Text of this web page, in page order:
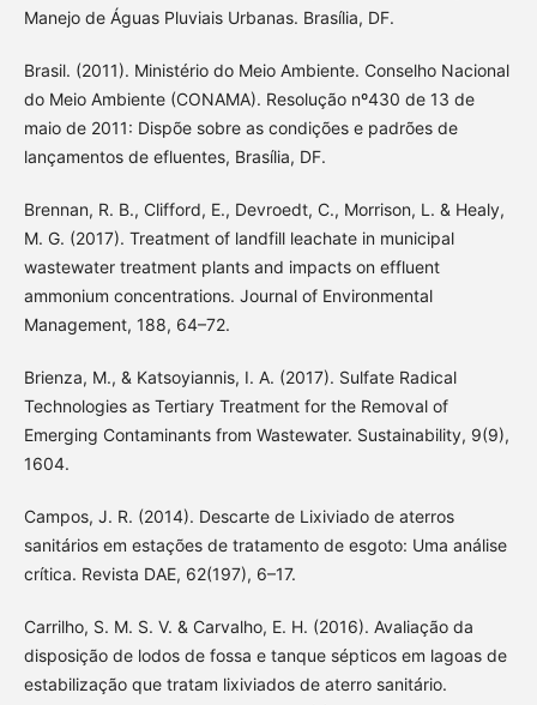
Manejo de Águas Pluviais Urbanas. Brasília, DF.
Brasil. (2011). Ministério do Meio Ambiente. Conselho Nacional
do Meio Ambiente (CONAMA). Resolução nº430 de 13 de
maio de 2011: Dispõe sobre as condições e padrões de
lançamentos de efluentes, Brasília, DF.
Brennan, R. B., Clifford, E., Devroedt, C., Morrison, L. & Healy,
M. G. (2017). Treatment of landfill leachate in municipal
wastewater treatment plants and impacts on effluent
ammonium concentrations. Journal of Environmental
Management, 188, 64–72.
Brienza, M., & Katsoyiannis, I. A. (2017). Sulfate Radical
Technologies as Tertiary Treatment for the Removal of
Emerging Contaminants from Wastewater. Sustainability, 9(9),
1604.
Campos, J. R. (2014). Descarte de Lixiviado de aterros
sanitários em estações de tratamento de esgoto: Uma análise
crítica. Revista DAE, 62(197), 6–17.
Carrilho, S. M. S. V. & Carvalho, E. H. (2016). Avaliação da
disposição de lodos de fossa e tanque sépticos em lagoas de
estabilização que tratam lixiviados de aterro sanitário.